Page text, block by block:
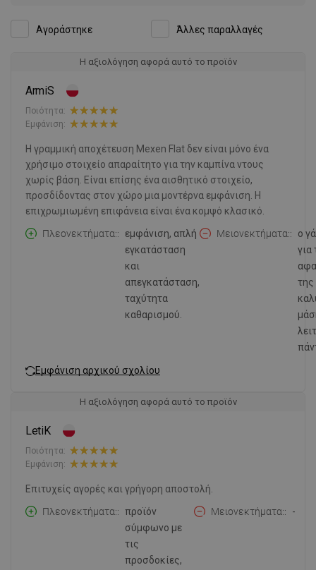
Αγοράστηκε Άλλες παραλλαγές
Η αξιολόγηση αφορά αυτό το προϊόν
ArmiS
Ποιότητα:
Εμφάνιση:
Η γραμμική αποχέτευση Mexen Flat δεν είναι μόνο ένα
χρήσιμο στοιχείο απαραίτητο για την καμπίνα ντους
χωρίς βάση. Είναι επίσης ένα αισθητικό στοιχείο,
προσδίδοντας στον χώρο μια μοντέρνα εμφάνιση. Η
επιχρωμιωμένη επιφάνεια είναι ένα κομψό κλασικό.
Πλεονεκτήματα:
εμφάνιση, απλή
εγκατάσταση
και
απεγκατάσταση,
ταχύτητα
καθαρισμού.
Μειονεκτήματα:
ο
για
της
Εμφάνιση αρχικού σχολίου
Η αξιολόγηση αφορά αυτό το προϊόν
LetiK
Ποιότητα:
Εμφάνιση:
Επιτυχείς αγορές και γρήγορη αποστολή.
Πλεονεκτήματα:
προϊόν
σύμφωνο με
τις
προσδοκίες,
Μειονεκτήματα: -